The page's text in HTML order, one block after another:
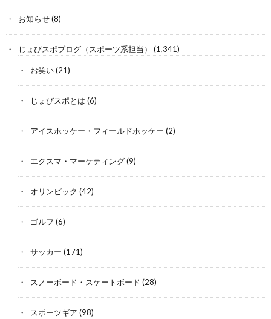
お知らせ(8)
じょびスポブログ（スポーツ系担当） (1,341)
お笑い(21)
じょびスポとは (6)
アイスホッケー・フィールドホッケー (2)
エクスマ・マーケティング(9)
オリンピック (42)
ゴルフ (6)
サッカー (171)
スノーボード・スケートボード (28)
スポーツギア (98)